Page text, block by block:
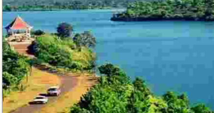
Trang VHNT Thanh niên
Truyện.com
Văn chương Việt